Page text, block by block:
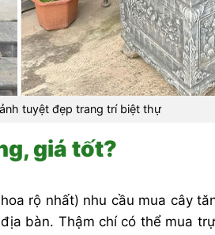
tuyệt đẹp trang trí biệt thự
giá tốt?
rộ nhất) nhu cầu mua cây
bàn. Thậm chí có thể mua